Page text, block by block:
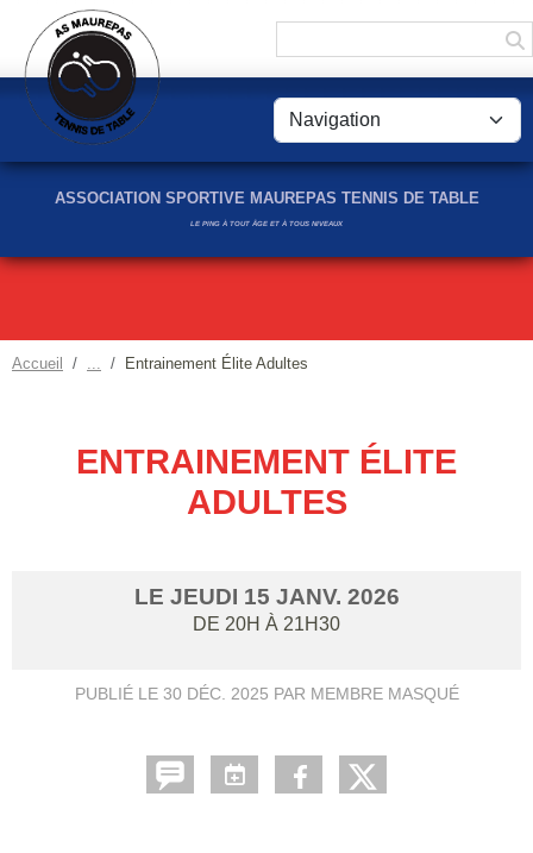
ASSOCIATION SPORTIVE MAUREPAS TENNIS DE TABLE
LE PING À TOUT ÂGE ET À TOUS NIVEAUX
Accueil Entrainement Élite Adultes
ENTRAINEMENT ÉLITE
ADULTES
LE JEUDI 15 JANV. 2026
DE 20H À 21H30
PUBLIÉ LE 30 DÉC. 2025 PAR MEMBRE MASQUÉ
Panneau de gestion des cookies